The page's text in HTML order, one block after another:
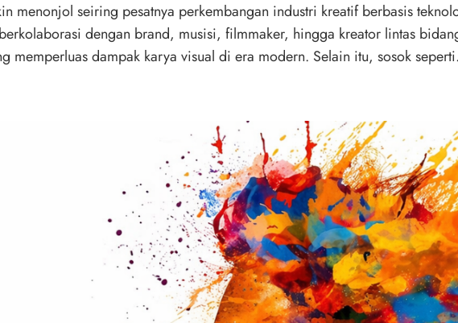
menonjol seiring pesatnya perkembangan industri kreatif berbasis
dengan brand, musisi, filmmaker, hingga kreator lintas
memperluas dampak karya visual di era modern. Selain itu, sosok